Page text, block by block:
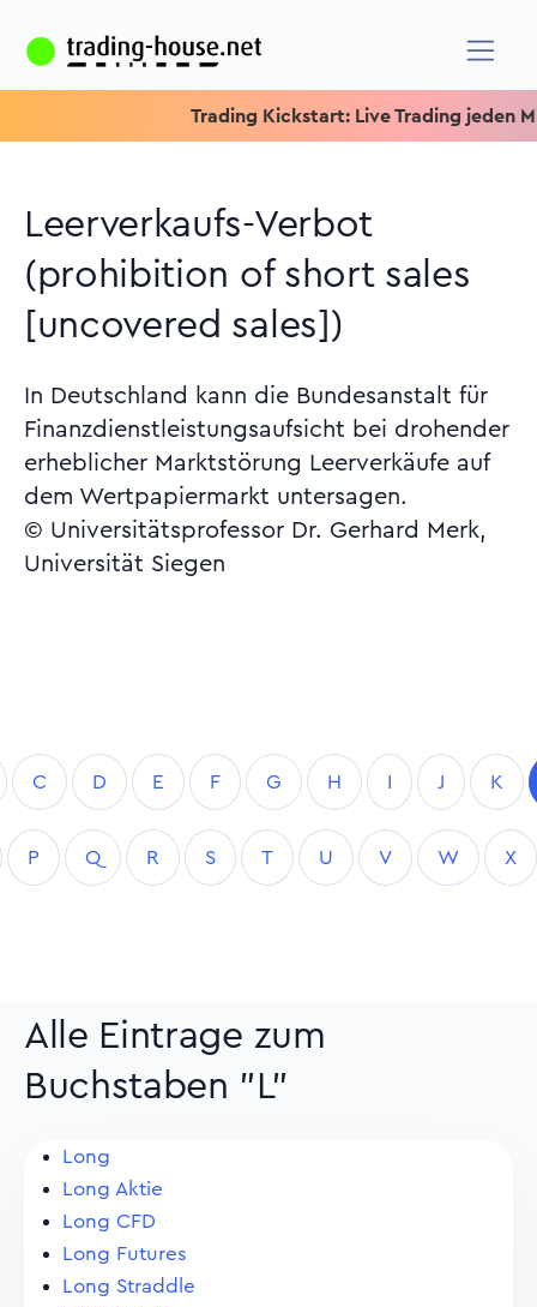
Trading Kickstart: Live Trading jeden
Leerverkaufs-Verbot
(prohibition of short sales
[uncovered sales])
In Deutschland kann die Bundesanstalt für
Finanzdienstleistungsaufsicht bei drohender
erheblicher Marktstörung Leerverkäufe auf
dem Wertpapiermarkt untersagen.
© Universitätsprofessor Dr. Gerhard Merk,
Universität Siegen
C D E F G H I J K
P Q R S T U V W X
Alle Eintrage zum
Buchstaben "L"
Long
Long Aktie
Long CFD
Long Futures
Long Straddle